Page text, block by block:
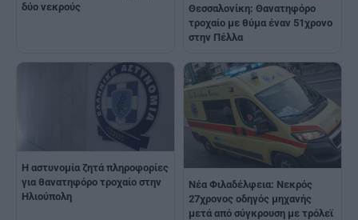
δύο νεκρούς
Θεσσαλονίκη: Θανατηφόρο
τροχαίο με θύμα έναν 51χρονο
στην Πέλλα
Η αστυνομία ζητά πληροφορίες
για θανατηφόρο τροχαίο στην
Ηλιούπολη
Νέα Φιλαδέλφεια: Νεκρός
27χρονος οδηγός μηχανής
μετά από σύγκρουση με τρόλεϊ